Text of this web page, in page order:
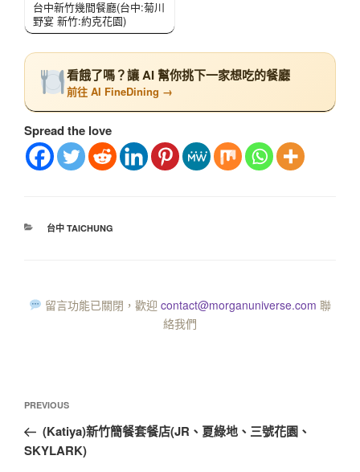
台中新竹幾間餐廳(台中:菊川
野宴 新竹:約克花園)
看餓了嗎？讓 AI 幫你挑下一家想吃的餐廳
前往 AI FineDining →
Spread the love
台中 TAICHUNG
留言功能已關閉，歡迎 contact@morganuniverse.com 聯
絡我們
PREVIOUS
(Katiya)新竹簡餐套餐店(JR、夏綠地、三號花園、
SKYLARK)